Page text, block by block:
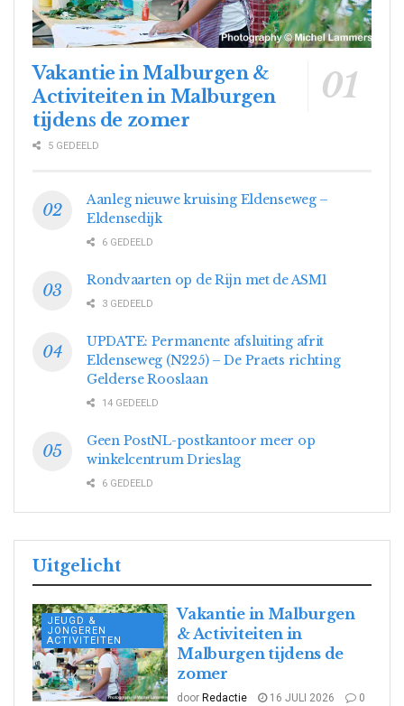
Vakantie in Malburgen &
Activiteiten in Malburgen
tijdens de zomer
5 GEDEELD
Aanleg nieuwe kruising Eldenseweg –
Eldensedijk
6 GEDEELD
Rondvaarten op de Rijn met de ASM1
3 GEDEELD
UPDATE: Permanente afsluiting afrit
Eldenseweg (N225) – De Praets richting
Gelderse Rooslaan
14 GEDEELD
Geen PostNL-postkantoor meer op
winkelcentrum Drieslag
6 GEDEELD
Uitgelicht
JEUGD &
JONGEREN
ACTIVITEITEN
Vakantie in Malburgen
& Activiteiten in
Malburgen tijdens de
zomer
door Redactie 16 JULI 2026 0